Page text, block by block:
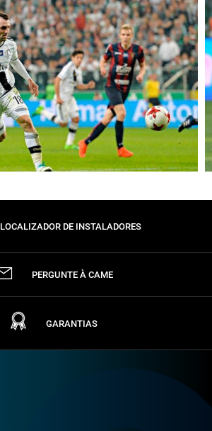
LOCALIZADOR DE INSTALADORES
PERGUNTE À CAME
GARANTIAS